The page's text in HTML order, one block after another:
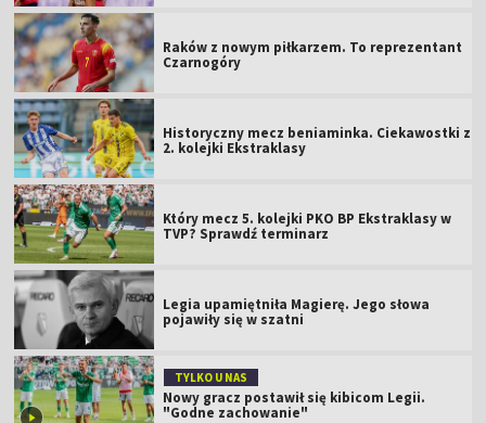
Raków z nowym piłkarzem. To reprezentant
Czarnogóry
Historyczny mecz beniaminka. Ciekawostki z
2. kolejki Ekstraklasy
Który mecz 5. kolejki PKO BP Ekstraklasy w
TVP? Sprawdź terminarz
Legia upamiętniła Magierę. Jego słowa
pojawiły się w szatni
TYLKO U NAS
Nowy gracz postawił się kibicom Legii.
"Godne zachowanie"